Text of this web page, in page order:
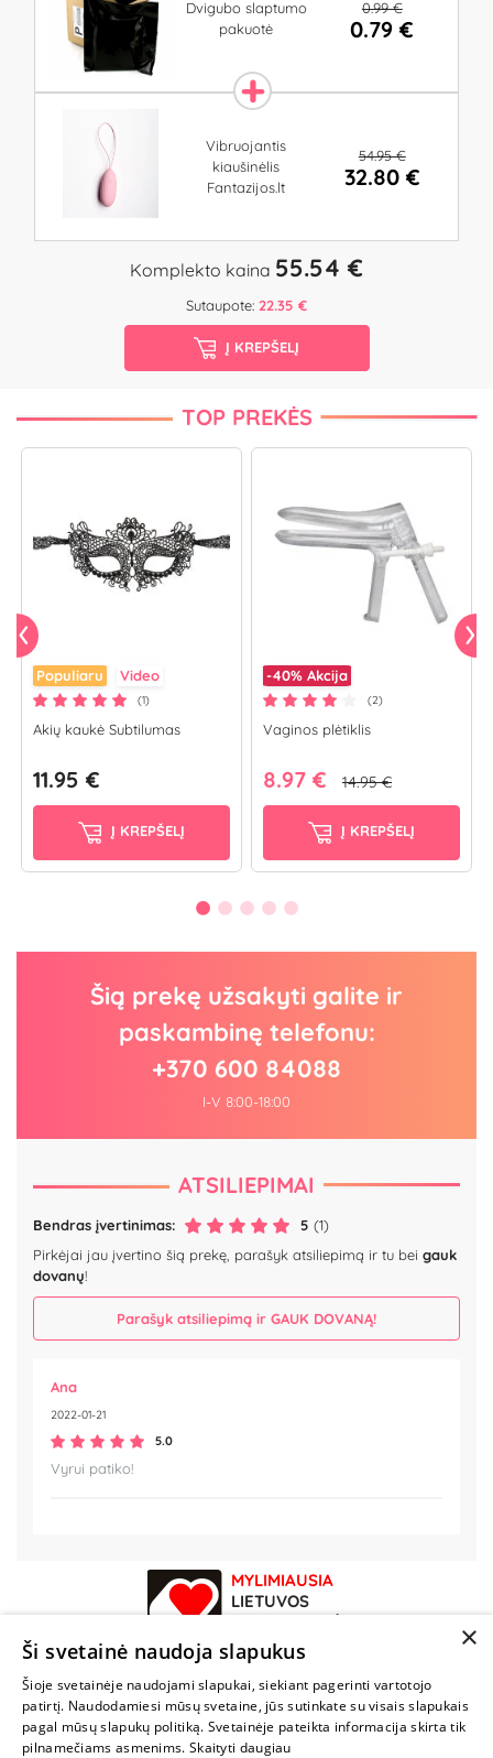
Dvigubo slaptumo
pakuotė
0.99 €
0.79 €
Vibruojantis
kiaušinėlis
Fantazijos.lt
54.95 €
32.80 €
Komplekto kaina 55.54 €
Sutaupote: 22.35 €
Į KREPŠELĮ
TOP PREKĖS
Populiaru Video
(1)
Akių kaukė Subtilumas
11.95 €
Į KREPŠELĮ
-40% Akcija
(2)
Vaginos plėtiklis
8.97 € 14.95 €
Į KREPŠELĮ
Šią prekę užsakyti galite ir
paskambinę telefonu:
+370 600 84088
I-V 8:00-18:00
ATSILIEPIMAI
Bendras įvertinimas: 5 (1)
Pirkėjai jau įvertino šią prekę, parašyk atsiliepimą ir tu bei gauk
dovanų!
Parašyk atsiliepimą ir GAUK DOVANĄ!
Ana
2022-01-21
5.0
Vyrui patiko!
MYLIMIAUSIA
LIETUVOS
PARDUOTUVĖ
NENUSTOK
ŽAISTI
×
Ši svetainė naudoja slapukus
Šioje svetainėje naudojami slapukai, siekiant pagerinti vartotojo
patirtį. Naudodamiesi mūsų svetaine, jūs sutinkate su visais slapukais
pagal mūsų slapukų politiką. Svetainėje pateikta informacija skirta tik
pilnamečiams asmenims. Skaityti daugiau